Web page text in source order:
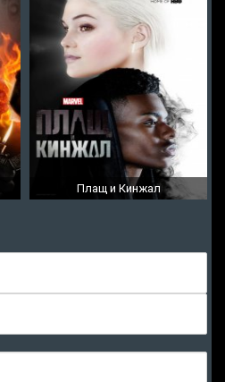
Плащ и Кинжал